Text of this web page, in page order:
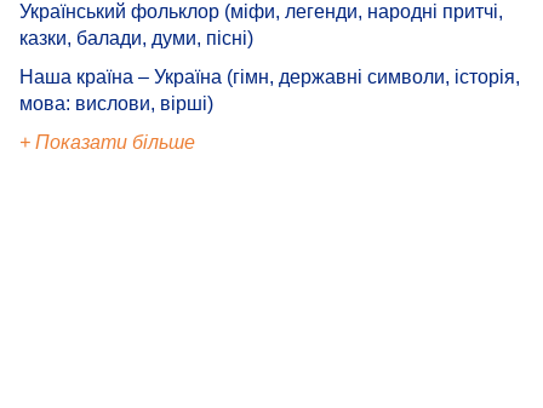
Український фольклор (міфи, легенди, народні притчі,
казки, балади, думи, пісні)
Наша країна – Україна (гімн, державні символи, історія,
мова: вислови, вірші)
+ Показати більше